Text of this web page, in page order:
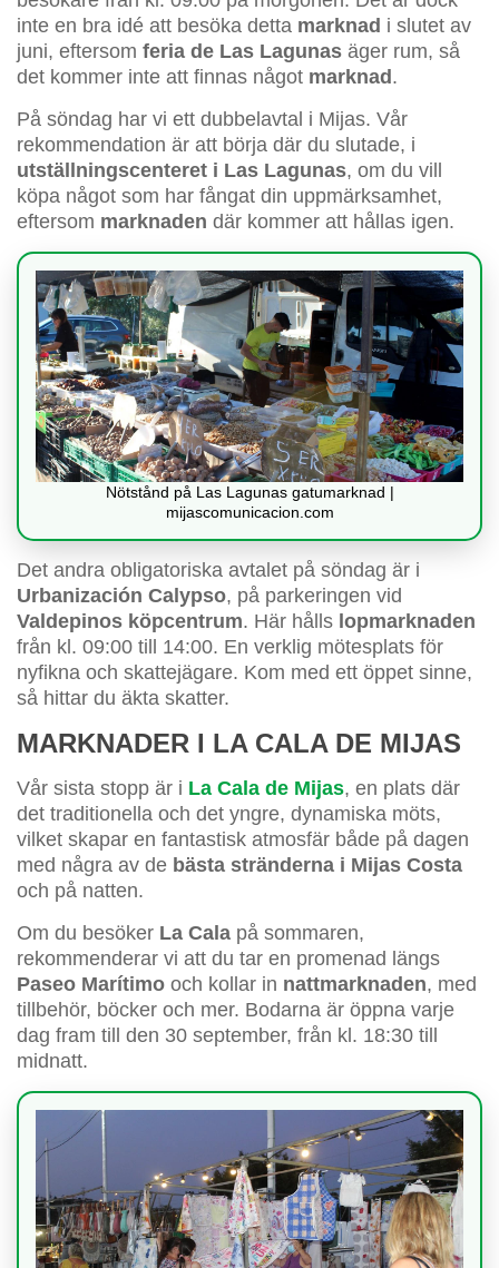
inte en bra idé att besöka detta marknad i slutet av
juni, eftersom feria de Las Lagunas äger rum, så
det kommer inte att finnas något marknad.
På söndag har vi ett dubbelavtal i Mijas. Vår
rekommendation är att börja där du slutade, i
utställningscenteret i Las Lagunas, om du vill
köpa något som har fångat din uppmärksamhet,
eftersom marknaden där kommer att hållas igen.
Nötstånd på Las Lagunas gatumarknad |
mijascomunicacion.com
Det andra obligatoriska avtalet på söndag är i
Urbanización Calypso, på parkeringen vid
Valdepinos köpcentrum. Här hålls lopmarknaden
från kl. 09:00 till 14:00. En verklig mötesplats för
nyfikna och skattejägare. Kom med ett öppet sinne,
så hittar du äkta skatter.
MARKNADER I LA CALA DE MIJAS
Vår sista stopp är i La Cala de Mijas, en plats där
det traditionella och det yngre, dynamiska möts,
vilket skapar en fantastisk atmosfär både på dagen
med några av de bästa stränderna i Mijas Costa
och på natten.
Om du besöker La Cala på sommaren,
rekommenderar vi att du tar en promenad längs
Paseo Marítimo och kollar in nattmarknaden, med
tillbehör, böcker och mer. Bodarna är öppna varje
dag fram till den 30 september, från kl. 18:30 till
midnatt.